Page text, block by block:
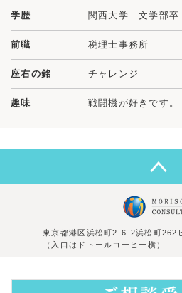
学歴 関西大学 文学部卒
前職 税理士事務所
座右の銘 チャレンジ
趣味 戦闘機が好きです。
東京都港区浜松町2-6-2浜松町262
（入口はドトールコーヒー横）